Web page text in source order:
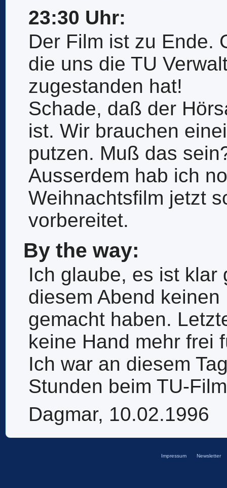
23:30 Uhr:
Der Film ist zu Ende.
die uns die TU
zugestanden hat!
Schade, daß der
ist. Wir brauchen
putzen. Muß das
Ausserdem hab ich
Weihnachtsfilm jetzt
vorbereitet.
By the way:
Ich glaube, es ist klar
diesem Abend
gemacht haben.
keine Hand mehr frei
Ich war an diesem
Stunden beim TU-
Dagmar, 10.02.1996